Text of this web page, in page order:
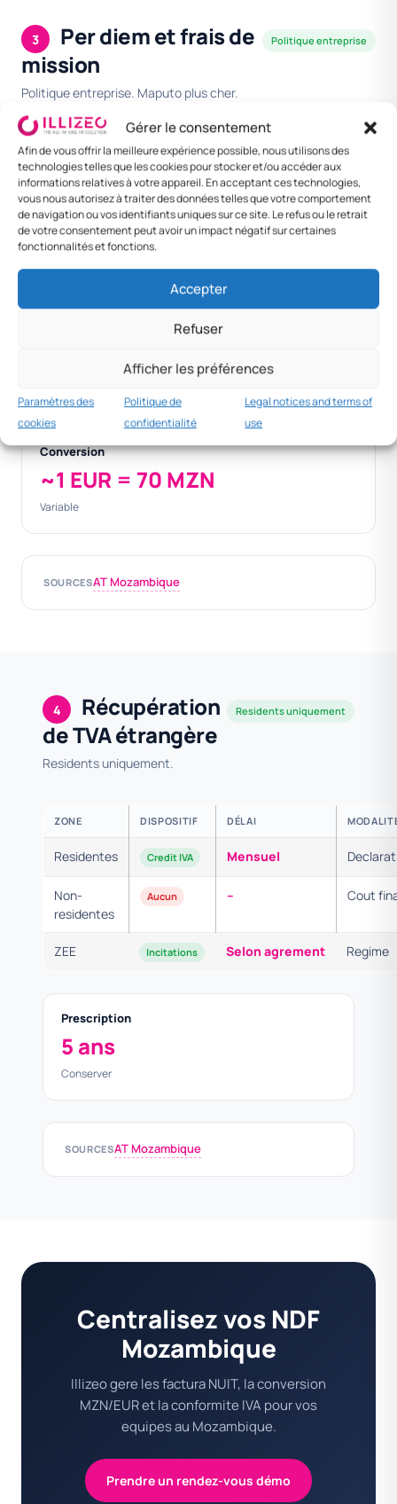
Gérer le consentement
Afin de vous offrir la meilleure expérience possible, nous utilisons des
technologies telles que les cookies pour stocker et/ou accéder aux
informations relatives à votre appareil. En acceptant ces technologies,
vous nous autorisez à traiter des données telles que votre comportement
de navigation ou vos identifiants uniques sur ce site. Le refus ou le retrait
de votre consentement peut avoir un impact négatif sur certaines
fonctionnalités et fonctions.
Accepter
Refuser
Afficher les préférences
Paramètres des
cookies
Politique de
confidentialité
Legal notices and terms of
use
3
Per diem et frais de
mission
Politique entreprise. Maputo plus cher.
Politique entreprise
DESTINATION REPAS
HÉBERGEMENT /
NUIT
FORFAIT
24H
Maputo MZN 700 MZN 2 500
MZN 4
500
Beira MZN 600
800
Nampula MZN 550 MZN 1 900
MZN 3
MZN 450 MZN 1 600
Conversion
~1 EUR = 70 MZN
Variable
SOURCESAT Mozambique
4
Récupération
de TVA étrangère
Residents uniquement.
Residents uniquement
ZONE DISPOSITIF DÉLAI
Residentes Credit IVA Mensuel
Non-
residentes
Aucun – Cout
ZEE Incitations Selon agrement Regime
Prescription
5 ans
Conserver
SOURCESAT Mozambique
Centralisez vos NDF
Mozambique
Illizeo gere les factura NUIT, la conversion
MZN/EUR et la conformite IVA pour vos
equipes au Mozambique.
Prendre un rendez-vous démo